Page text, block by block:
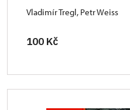
Vladimír Tregl, Petr Weiss
100 Kč